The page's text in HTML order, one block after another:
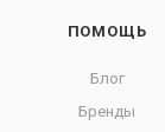
ПОМОЩЬ
Блог
Бренды